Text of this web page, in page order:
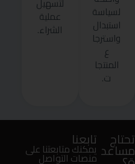
لسياسة
استبدال
واسترجا
ع
المنتجا
ت.
عملية
الشراء.
تحتاج
مساعد
تابعنا
يمكنك متابعتنا على
منصات التواصل